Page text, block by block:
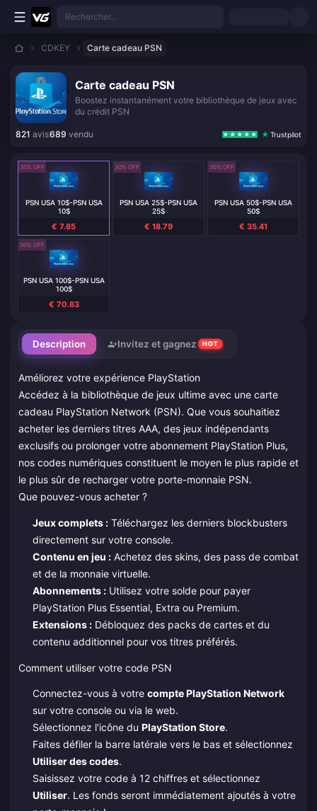
Aller au contenu principal
Rechercher...
CDKEY Carte cadeau PSN
Carte cadeau PSN
Boostez instantanément votre bibliothèque de jeux avec
du crédit PSN
821 avis689 vendu Trustpilot
Description Invitez et gagnez HOT
Améliorez votre expérience PlayStation
Accédez à la bibliothèque de jeux ultime avec une carte
cadeau PlayStation Network (PSN). Que vous souhaitiez
acheter les derniers titres AAA, des jeux indépendants
exclusifs ou prolonger votre abonnement PlayStation Plus,
nos codes numériques constituent le moyen le plus rapide et
le plus sûr de recharger votre porte-monnaie PSN.
Que pouvez-vous acheter ?
Jeux complets :Téléchargez les derniers blockbusters
directement sur votre console.
Contenu en jeu :Achetez des skins, des pass de combat
et de la monnaie virtuelle.
Abonnements :Utilisez votre solde pour payer
PlayStation Plus Essential, Extra ou Premium.
Extensions :Débloquez des packs de cartes et du
contenu additionnel pour vos titres préférés.
Comment utiliser votre code PSN
Connectez-vous à votre compte PlayStation Network
sur votre console ou via le web.
Sélectionnez l'icône du PlayStation Store.
Faites défiler la barre latérale vers le bas et sélectionnez
Utiliser des codes.
Saisissez votre code à 12 chiffres et sélectionnez
Utiliser. Les fonds seront immédiatement ajoutés à votre
30% OFF
PSN USA 10$-PSN USA
10$
€ 7.65
30% OFF
PSN USA 25$-PSN USA
25$
€ 18.79
30% OFF
PSN USA 50$-PSN USA
50$
€ 35.41
30% OFF
PSN USA 100$-PSN USA
100$
€ 70.83